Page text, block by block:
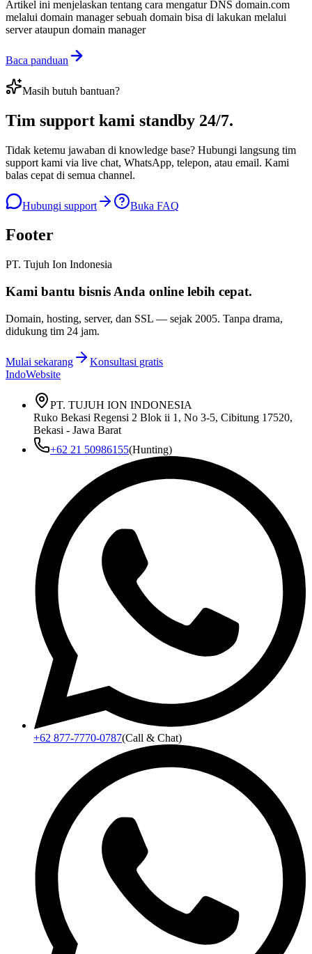
Artikel ini menjelaskan tentang cara mengatur DNS domain.com
melalui domain manager sebuah domain bisa di lakukan melalui
server ataupun domain manager
Baca panduan
Masih butuh bantuan?
Tim support kami standby 24/7.
Tidak ketemu jawaban di knowledge base? Hubungi langsung tim
support kami via live chat, WhatsApp, telepon, atau email. Kami
balas cepat di semua channel.
Hubungi support Buka FAQ
Footer
PT. Tujuh Ion Indonesia
Kami bantu bisnis Anda online lebih cepat.
Domain, hosting, server, dan SSL — sejak 2005. Tanpa drama,
didukung tim 24 jam.
Mulai sekarang
Konsultasi gratis
IndoWebsite
PT. TUJUH ION INDONESIA
Ruko Bekasi Regensi 2 Blok ii 1, No 3-5, Cibitung 17520,
Bekasi - Jawa Barat
+62 21 50986155(Hunting)
+62 877-7770-0787(Call & Chat)